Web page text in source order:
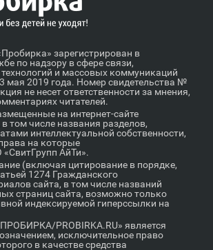
зарегистрирован в
по надзору в сфере связи,
и массовых коммуникаций
мая 2019 года. Номер свидетельства №
не несет ответственности за мнения,
читателей.
на интернет-сайте
в том числе названия разделов,
интеллектуальной собственности,
на которые
АйТи».
(включая цитирование в порядке,
1274 Гражданского
сайта, в том числе названий
страниц сайта, возможно только
индексируемой гиперссылки на
PROBIRKA.RU» является
исключительное право
в качестве средства